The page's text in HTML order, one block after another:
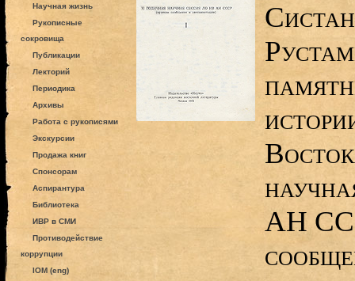
Научная жизнь
Рукописные
сокровища
Публикации
Лекторий
Периодика
Архивы
Работа с рукописями
Экскурсии
Продажа книг
Спонсорам
Аспирантура
Библиотека
ИВР в СМИ
Противодействие
коррупции
IOM (eng)
АН